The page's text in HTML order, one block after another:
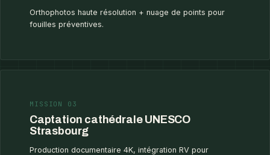
Orthophotos haute résolution + nuage de points pour
fouilles préventives.
MISSION 03
Captation cathédrale UNESCO
Strasbourg
Production documentaire 4K, intégration RV pour